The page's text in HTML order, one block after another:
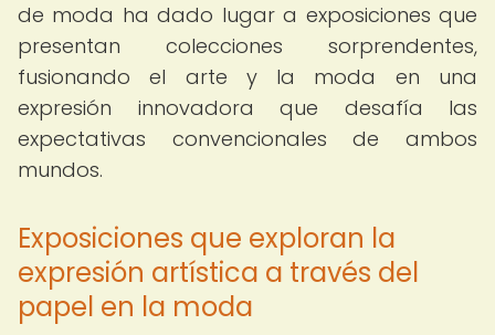
de moda ha dado lugar a exposiciones que
presentan colecciones sorprendentes,
fusionando el arte y la moda en una
expresión innovadora que desafía las
expectativas convencionales de ambos
mundos.
Exposiciones que exploran la
expresión artística a través del
papel en la moda